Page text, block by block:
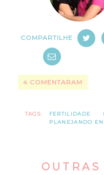
COMPARTILHE
4 COMENTARAM
TAGS: FERTILIDADE
PLANEJANDO
OUTRAS